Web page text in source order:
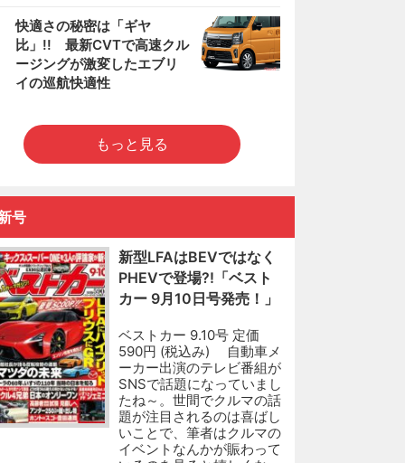
快適さの秘密は「ギヤ
比」!! 最新CVTで高速クル
ージングが激変したエブリ
イの巡航快適性
もっと見る
号
新型LFAはBEVではなく
PHEVで登場?!「ベスト
カー 9月10日号発売！」
ベストカー 9.10号 定価
590円 (税込み) 自動車メ
ーカー出演のテレビ番組が
SNSで話題になっていまし
たね～。世間でクルマの話
題が注目されるのは喜ばし
いことで、筆者はクルマの
イベントなんかが賑わって